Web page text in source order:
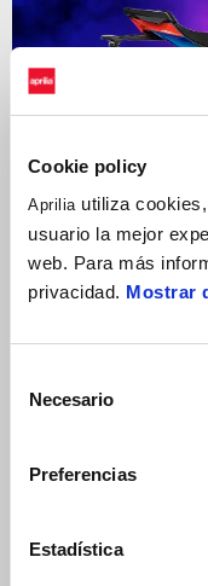
Cookie policy
Aprilia utiliza
usuario la mejor
web. Para más
privacidad. Mostrar
Necesario
Preferencias
Estadística